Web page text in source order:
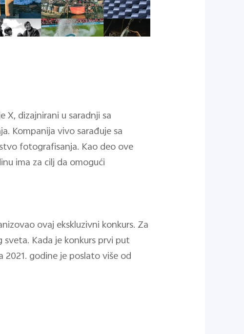
dizajnirani u saradnji sa
Kompanija vivo sarađuje sa
fotografisanja. Kao deo ove
ima za cilj da omogući
ovaj ekskluzivni konkurs. Za
Kada je konkurs prvi put
2021. godine je poslato više od